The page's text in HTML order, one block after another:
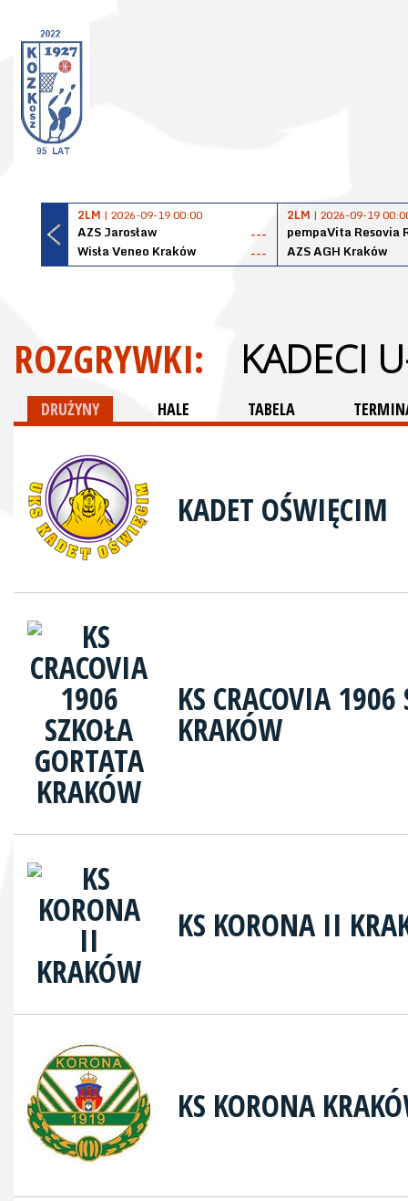
2LM | 2026-09-19 00:00
AZS Jarosław
---
Wisła Veneo Kraków
---
2LM | 2026-09-19
pempaVita Resovia
AZS AGH Kraków
ROZGRYWKI: KADECI
DRUŻYNY HALE TABELA
KADET OŚWIĘCIM
KS CRACOVIA 1906
KRAKÓW
KS KORONA II
KS KORONA